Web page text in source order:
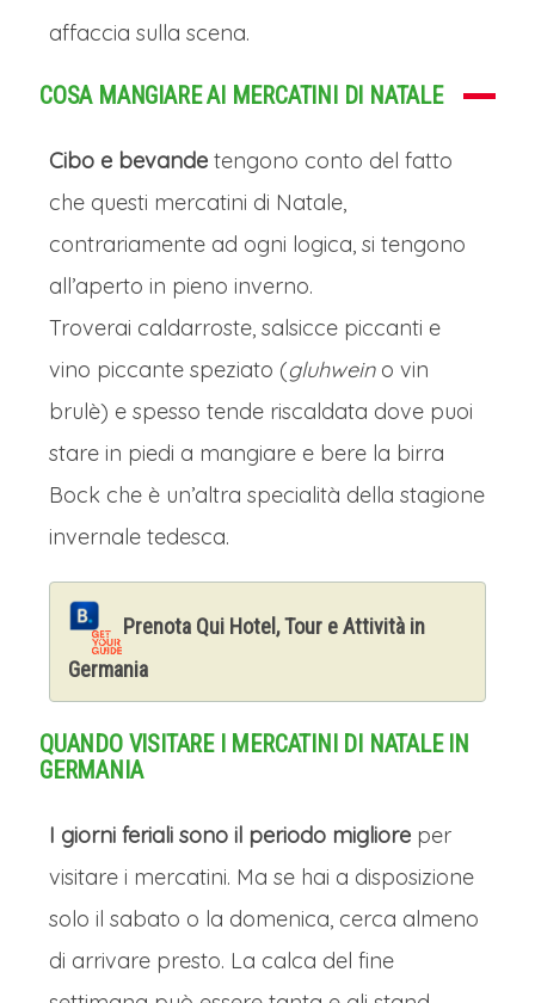
affaccia sulla scena.
COSA MANGIARE AI MERCATINI DI NATALE
Cibo e bevande tengono conto del fatto
che questi mercatini di Natale,
contrariamente ad ogni logica, si tengono
all’aperto in pieno inverno.
Troverai caldarroste, salsicce piccanti e
vino piccante speziato (gluhweino vin
brulè) e spesso tende riscaldata dove puoi
stare in piedi a mangiare e bere la birra
Bock che è un’altra specialità della stagione
invernale tedesca.
Prenota Qui Hotel, Tour e Attività in
Germania
QUANDO VISITARE I MERCATINI DI NATALE IN
GERMANIA
I giorni feriali sono il periodo migliore per
visitare i mercatini. Ma se hai a disposizione
solo il sabato o la domenica, cerca almeno
di arrivare presto. La calca del fine